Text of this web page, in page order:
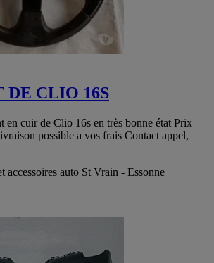
DE CLIO 16S
en cuir de Clio 16s en très bonne état Prix
possible a vos frais Contact appel,
accessoires auto St Vrain - Essonne